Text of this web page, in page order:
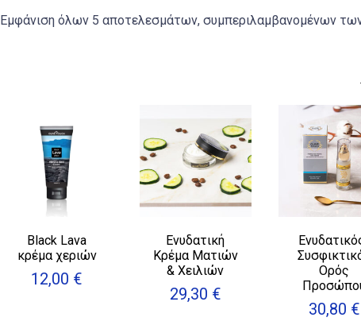
Εμφάνιση όλων 5 αποτελεσμάτων, συμπεριλαμβανομένων
Black Lava
κρέμα χεριών
12,00 €
Ενυδατική
Κρέμα Ματιών
& Χειλιών
29,30 €
Ορός
30,80 €